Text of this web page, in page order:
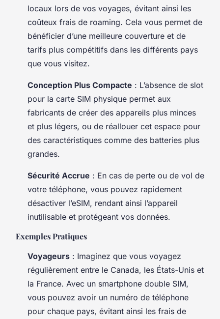
locaux lors de vos voyages, évitant ainsi les
coûteux frais de roaming. Cela vous permet de
bénéficier d’une meilleure couverture et de
tarifs plus compétitifs dans les différents pays
que vous visitez.
Conception Plus Compacte : L’absence de slot
pour la carte SIM physique permet aux
fabricants de créer des appareils plus minces
et plus légers, ou de réallouer cet espace pour
des caractéristiques comme des batteries plus
grandes.
Sécurité Accrue : En cas de perte ou de vol de
votre téléphone, vous pouvez rapidement
désactiver l’eSIM, rendant ainsi l’appareil
inutilisable et protégeant vos données.
Exemples Pratiques
Voyageurs : Imaginez que vous voyagez
régulièrement entre le Canada, les États-Unis et
la France. Avec un smartphone double SIM,
vous pouvez avoir un numéro de téléphone
pour chaque pays, évitant ainsi les frais de